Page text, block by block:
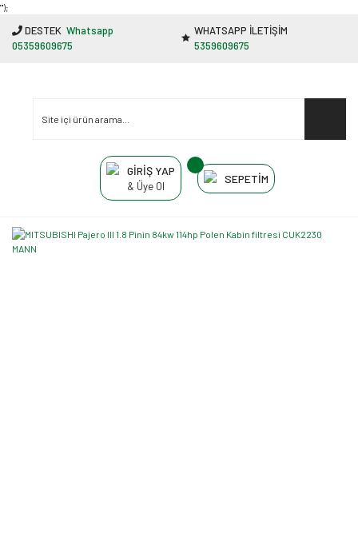
"');
DESTEK Whatsapp
05359609675
WHATSAPP İLETİŞİM
5359609675
GİRİŞ YAP
& Üye Ol
SEPETİM